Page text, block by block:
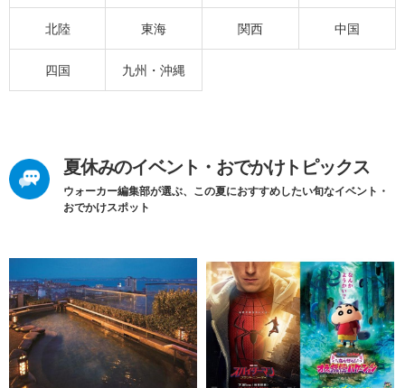
北陸 東海 関西 中国
四国 九州・沖縄
夏休みのイベント・おでかけトピックス
ウォーカー編集部が選ぶ、この夏におすすめしたい旬なイベント・
おでかけスポット